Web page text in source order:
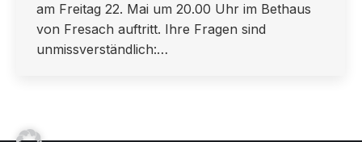
am Freitag 22. Mai um 20.00 Uhr im Bethaus
von Fresach auftritt. Ihre Fragen sind
unmissverständlich:…